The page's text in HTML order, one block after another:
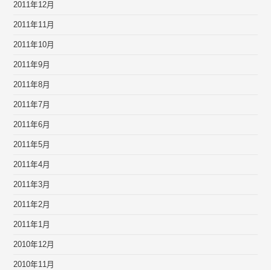
2011年12月
2011年11月
2011年10月
2011年9月
2011年8月
2011年7月
2011年6月
2011年5月
2011年4月
2011年3月
2011年2月
2011年1月
2010年12月
2010年11月